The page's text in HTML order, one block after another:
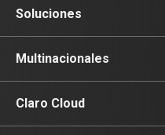
Voz
Tv
Conectividad
Soluciones
Comunicación
Conectividad
Multinacionales
Multinacionales
Claro Cloud